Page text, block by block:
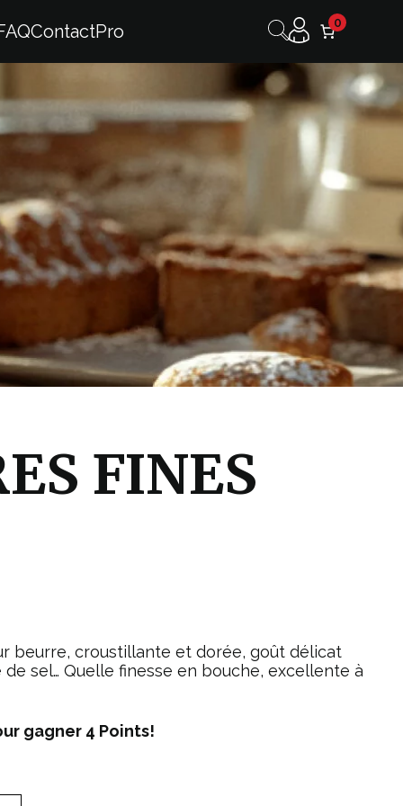
ContactPro 0
FINES
beurre, croustillante et dorée, goût délicat
sel… Quelle finesse en bouche, excellente à
gagner 4 Points!